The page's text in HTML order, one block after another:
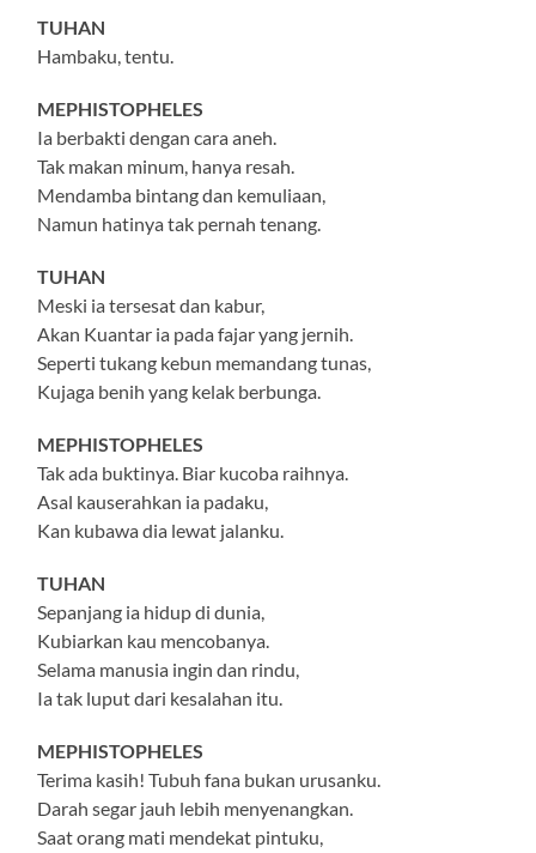
TUHAN
Hambaku, tentu.
MEPHISTOPHELES
Ia berbakti dengan cara aneh.
Tak makan minum, hanya resah.
Mendamba bintang dan kemuliaan,
Namun hatinya tak pernah tenang.
TUHAN
Meski ia tersesat dan kabur,
Akan Kuantar ia pada fajar yang jernih.
Seperti tukang kebun memandang tunas,
Kujaga benih yang kelak berbunga.
MEPHISTOPHELES
Tak ada buktinya. Biar kucoba raihnya.
Asal kauserahkan ia padaku,
Kan kubawa dia lewat jalanku.
TUHAN
Sepanjang ia hidup di dunia,
Kubiarkan kau mencobanya.
Selama manusia ingin dan rindu,
Ia tak luput dari kesalahan itu.
MEPHISTOPHELES
Terima kasih! Tubuh fana bukan urusanku.
Darah segar jauh lebih menyenangkan.
Saat orang mati mendekat pintuku,